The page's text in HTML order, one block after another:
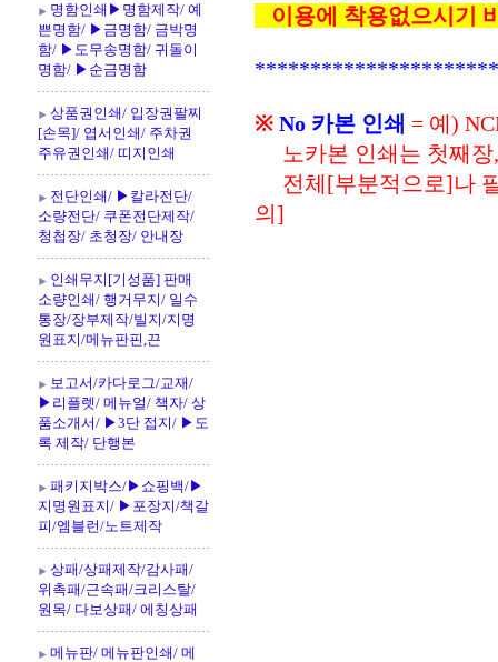
명함인쇄▶명함제작/ 예
쁜명함/ ▶금명함/ 금박명
함/ ▶도무송명함/ 귀돌이
명함/ ▶순금명함
상품권인쇄/ 입장권팔찌
[손목]/ 엽서인쇄/ 주차권
주유권인쇄/ 띠지인쇄
전단인쇄/ ▶칼라전단/
소량전단/ 쿠폰전단제작/
청첩장/ 초청장/ 안내장
인쇄무지[기성품] 판매
소량인쇄/ 행거무지/ 일수
통장/장부제작/빌지/지명
원표지/메뉴판핀,끈
보고서/카다로그/교재/
▶리플렛/ 메뉴얼/ 책자/ 상
품소개서/ ▶3단 접지/ ▶도
록 제작/ 단행본
패키지박스/▶쇼핑백/▶
지명원표지/ ▶포장지/책갈
피/엠블런/노트제작
상패/상패제작/감사패/
위촉패/근속패/크리스탈/
원목/ 다보상패/ 에칭상패
메뉴판/ 메뉴판인쇄/ 메
이용에 착용없으시기
※ No 카본 인쇄 = 예)
노카본 인쇄는 첫째장
전체[부분적으로]나
의]